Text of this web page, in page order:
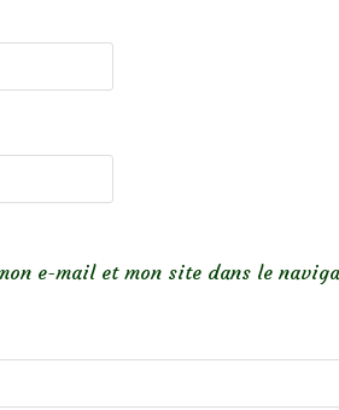
e-mail et mon site dans le